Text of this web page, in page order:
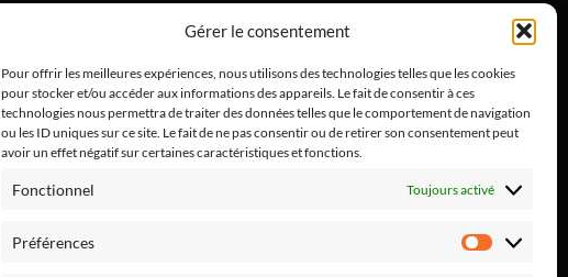
Gérer le consentement
Pour offrir les meilleures expériences, nous utilisons des technologies telles que les cookies
pour stocker et/ou accéder aux informations des appareils. Le fait de consentir à ces
technologies nous permettra de traiter des données telles que le comportement de navigation
ou les ID uniques sur ce site. Le fait de ne pas consentir ou de retirer son consentement peut
avoir un effet négatif sur certaines caractéristiques et fonctions.
Fonctionnel Toujours activé
Préférences
Mentions Légales